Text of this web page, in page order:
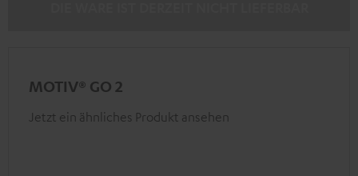
MOTIV® GO 2
Jetzt ein ähnliches Produkt ansehen